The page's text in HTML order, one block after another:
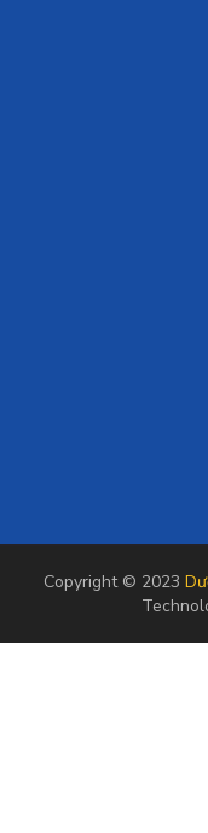
Copyright © 2023